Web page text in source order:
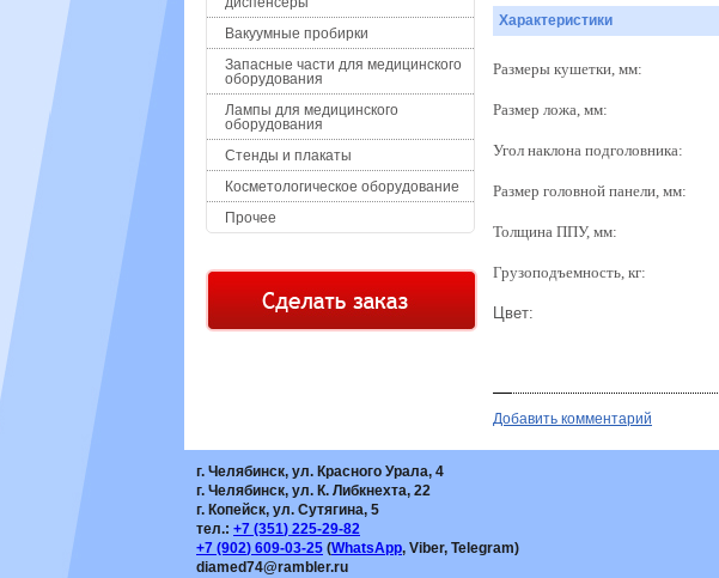
Вакуумные пробирки
Запасные части для медицинского
оборудования
Лампы для медицинского
оборудования
Стенды и плакаты
Косметологическое оборудование
Прочее
Характеристики
Размеры кушетки, мм:
Размер ложа, мм:
Угол наклона подголовника:
Размер головной панели, мм:
Толщина ППУ, мм:
Грузоподъемность, кг:
Цвет:
Добавить комментарий
г. Челябинск, ул. Красного Урала, 4
г. Челябинск, ул. К. Либкнехта, 22
г. Копейск, ул. Сутягина, 5
тел.: +7 (351) 225-29-82
+7 (902) 609-03-25 (WhatsApp, Viber, Telegram)
diamed74@rambler.ru